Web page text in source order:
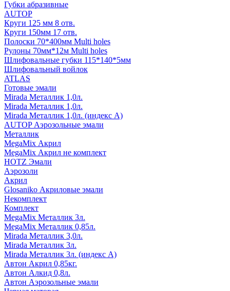
Губки абразивные
AUTOP
Круги 125 мм 8 отв.
Круги 150мм 17 отв.
Полоски 70*400мм Multi holes
Рулоны 70мм*12м Multi holes
Шлифовальные губки 115*140*5мм
Шлифовальный войлок
ATLAS
Готовые эмали
Mirada Металлик 1,0л.
Mirada Металлик 1,0л.
Mirada Металлик 1,0л. (индекс А)
AUTOP Аэрозольные эмали
Металлик
MegaMix Акрил
MegaMix Акрил не комплект
HOTZ Эмали
Аэрозоли
Акрил
Glosaniko Акриловые эмали
Некомплект
Комплект
MegaMix Металлик 3л.
MegaMix Металлик 0,85л.
Mirada Металлик 3,0л.
Mirada Металлик 3л.
Mirada Металлик 3л. (индекс А)
Автон Акрил 0,85кг.
Автон Алкид 0,8л.
Автон Аэрозольные эмали